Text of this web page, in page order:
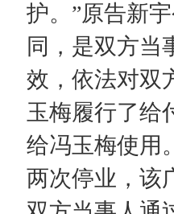
护。”原告新
同，是双方当
效，依法对双
玉梅履行了给
给冯玉梅使用
两次停业，该